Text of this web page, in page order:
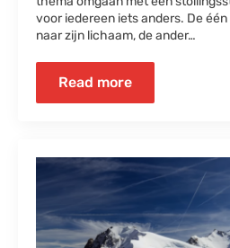
voor iedereen iets anders. De
naar zijn lichaam, de ander…
Read more